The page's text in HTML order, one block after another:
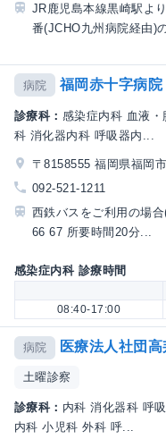
JR鹿児島本線黒崎駅よ
番(JCHO九州病院経由)
病院 福岡赤十字病院
診療科： 感染症内科 血液
科 消化器内科 呼吸器内...
〒8158555 福岡県福岡
092-521-1211
西鉄バスをご利用の場
66 67 所要時間20分...
感染症内科 診療時間
08:40-17:00
病院 医療法人社団
土曜診察
診療科： 内科 消化器科 呼
内科 小児科 外科 呼...